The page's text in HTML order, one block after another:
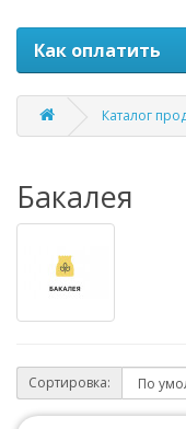
Как оплатить
Каталог
Бакалея
Сортировка: